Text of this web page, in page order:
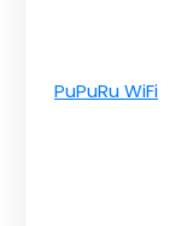
PuPuRu WiFi